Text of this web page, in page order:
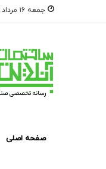
جمعه ۱۶ مرداد ۱۴۰۵
صفحه اصلی